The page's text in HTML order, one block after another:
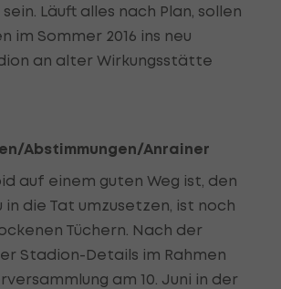
Läuft alles nach Plan, sollen
im Sommer 2016 ins neu
an alter Wirkungsstätte
Abstimmungen/Anrainer
auf einem guten Weg ist, den
die Tat umzusetzen, ist noch
Tüchern. Nach der
Stadion-Details im Rahmen
am 10. Juni in der